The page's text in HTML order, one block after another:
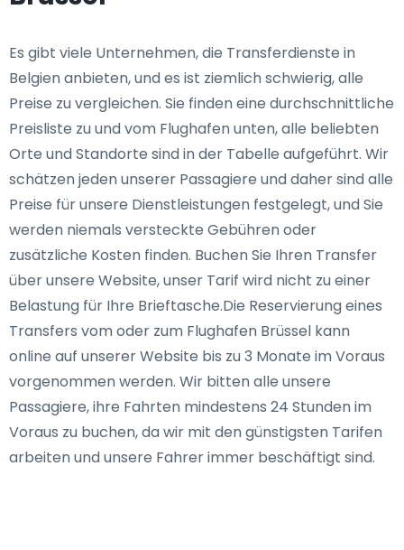
Es gibt viele Unternehmen, die Transferdienste in
Belgien anbieten, und es ist ziemlich schwierig, alle
Preise zu vergleichen. Sie finden eine durchschnittliche
Preisliste zu und vom Flughafen unten, alle beliebten
Orte und Standorte sind in der Tabelle aufgeführt. Wir
schätzen jeden unserer Passagiere und daher sind alle
Preise für unsere Dienstleistungen festgelegt, und Sie
werden niemals versteckte Gebühren oder
zusätzliche Kosten finden. Buchen Sie Ihren Transfer
über unsere Website, unser Tarif wird nicht zu einer
Belastung für Ihre Brieftasche.Die Reservierung eines
Transfers vom oder zum Flughafen Brüssel kann
online auf unserer Website bis zu 3 Monate im Voraus
vorgenommen werden. Wir bitten alle unsere
Passagiere, ihre Fahrten mindestens 24 Stunden im
Voraus zu buchen, da wir mit den günstigsten Tarifen
arbeiten und unsere Fahrer immer beschäftigt sind.